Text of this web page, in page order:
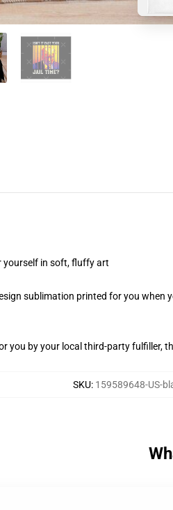
yourself in soft, fluffy art
sublimation printed for you when
you by your local third-party fulfiller,
SKU: 159589648-US-